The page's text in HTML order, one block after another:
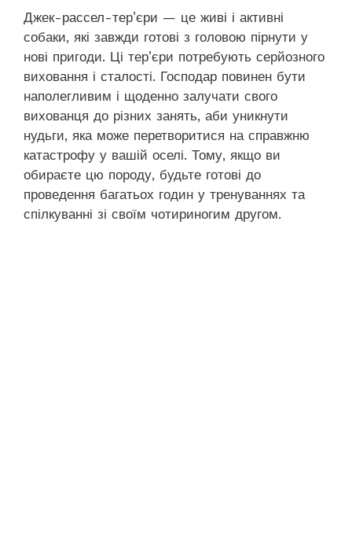
Джек-рассел-тер’єри — це живі і активні
собаки, які завжди готові з головою пірнути у
нові пригоди. Ці тер’єри потребують серйозного
виховання і сталості. Господар повинен бути
наполегливим і щоденно залучати свого
вихованця до різних занять, аби уникнути
нудьги, яка може перетворитися на справжню
катастрофу у вашій оселі. Тому, якщо ви
обираєте цю породу, будьте готові до
проведення багатьох годин у тренуваннях та
спілкуванні зі своїм чотириногим другом.